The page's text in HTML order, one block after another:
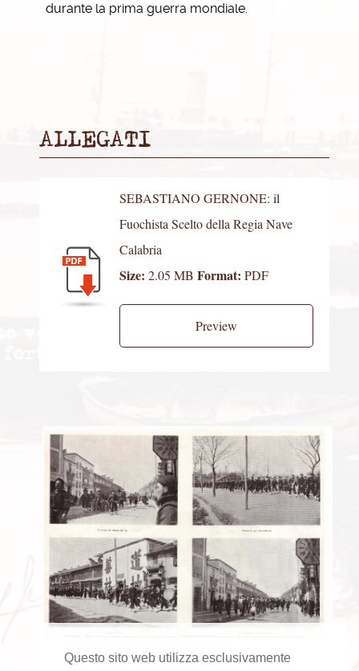
Questo sito web utilizza esclusivamente
durante la prima guerra mondiale.
ALLEGATI
SEBASTIANO GERNONE: il
Fuochista Scelto della Regia Nave
Calabria
Size: 2.05 MB Format: PDF
Preview